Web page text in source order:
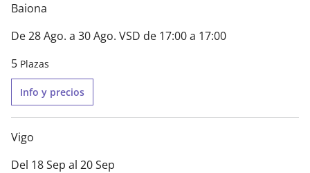
Baiona
De 28 Ago. a 30 Ago. VSD de 17:00 a 17:00
5 Plazas
Info y precios
Vigo
Del 18 Sep al 20 Sep